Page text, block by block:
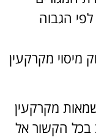
הגבוה
מקרקעין
מקרקעין
הקשור אל